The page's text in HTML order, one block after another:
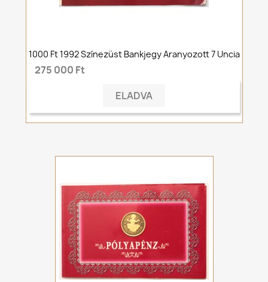
1000 Ft 1992 Színezüst Bankjegy Aranyozott 7 Uncia
275 000 Ft
ELADVA